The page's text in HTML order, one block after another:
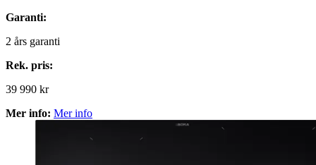
Garanti:
2 års garanti
Rek. pris:
39 990 kr
Mer info: Mer info